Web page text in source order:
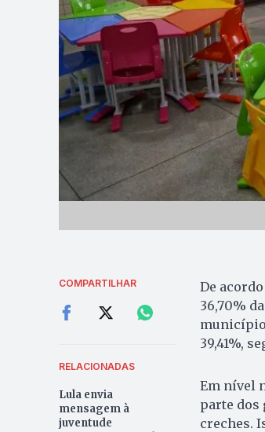
COMPARTILHAR
RELACIONADAS
Lula envia
mensagem à
juventude
De
36,70%
39,41%,
Em nível
parte dos
creches.